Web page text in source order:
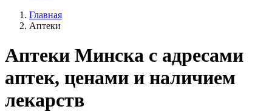
Главная
Аптеки
Аптеки Минска с адресами
аптек, ценами и наличием
лекарств